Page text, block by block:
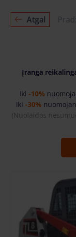
Atgal
Įranga
Iki -10%
Iki -30%
(Nuolaidos